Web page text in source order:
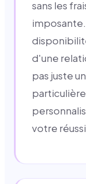
sans les
d'une
pas juste
votre